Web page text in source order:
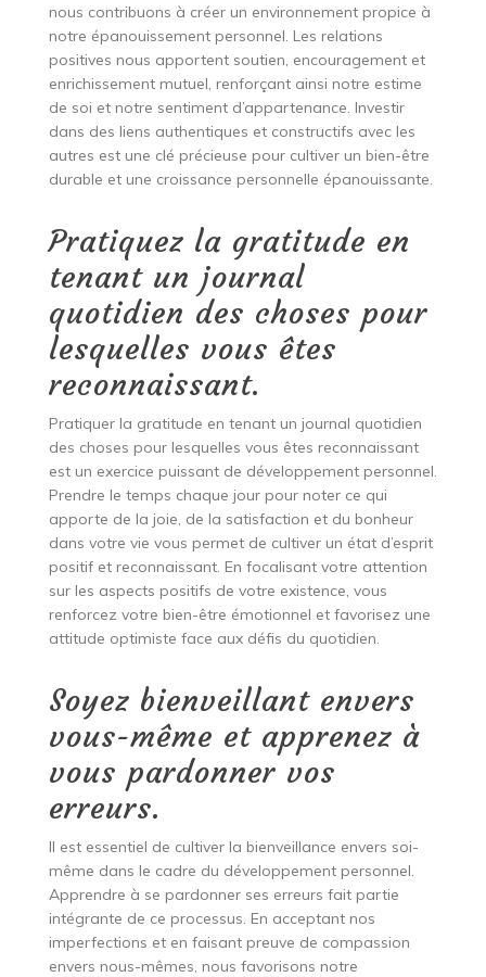
nous contribuons à créer un environnement propice à
notre épanouissement personnel. Les relations
positives nous apportent soutien, encouragement et
enrichissement mutuel, renforçant ainsi notre estime
de soi et notre sentiment d’appartenance. Investir
dans des liens authentiques et constructifs avec les
autres est une clé précieuse pour cultiver un bien-être
durable et une croissance personnelle épanouissante.
Pratiquez la gratitude en
tenant un journal
quotidien des choses pour
lesquelles vous êtes
reconnaissant.
Pratiquer la gratitude en tenant un journal quotidien
des choses pour lesquelles vous êtes reconnaissant
est un exercice puissant de développement personnel.
Prendre le temps chaque jour pour noter ce qui
apporte de la joie, de la satisfaction et du bonheur
dans votre vie vous permet de cultiver un état d’esprit
positif et reconnaissant. En focalisant votre attention
sur les aspects positifs de votre existence, vous
renforcez votre bien-être émotionnel et favorisez une
attitude optimiste face aux défis du quotidien.
Soyez bienveillant envers
vous-même et apprenez à
vous pardonner vos
erreurs.
Il est essentiel de cultiver la bienveillance envers soi-
même dans le cadre du développement personnel.
Apprendre à se pardonner ses erreurs fait partie
intégrante de ce processus. En acceptant nos
imperfections et en faisant preuve de compassion
envers nous-mêmes, nous favorisons notre